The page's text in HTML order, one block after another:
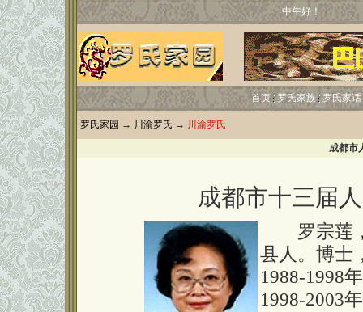
中午好！
首页 罗氏家族 罗氏家话
罗氏家园 → 川渝罗氏 → 川渝罗氏
成都市
成都市十三届
罗宗莲，
县人。博士
1988-1998
1998-2003